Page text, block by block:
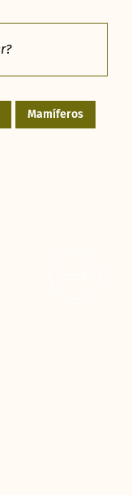
Mamíferos